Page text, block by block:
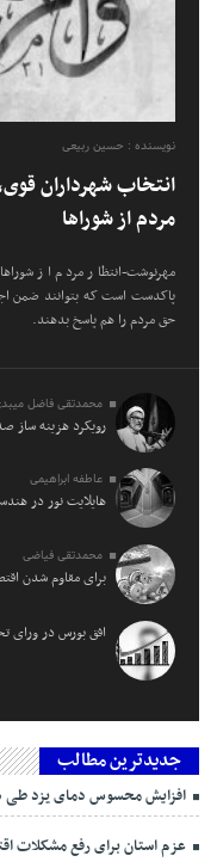
نویسنده : حسین ربیعی
انتخاب شهرداران
مردم از شوراها
مهرنوشت-انتظار مردم از
پاکدست است که بتوانند ضمن
حق مردم را هم پاسخ بدهند.
محمدتقی فاضل
رویکرد هزینه ساز
عاطفه ابراهیمی
هایلایت نور در
محمدتقی فیاضی
برای مقاوم شدن
افق بورس در ورای
جدیدترین مطالب
افزایش محسوس دمای یزد طی
عزم استان برای رفع مشکلات